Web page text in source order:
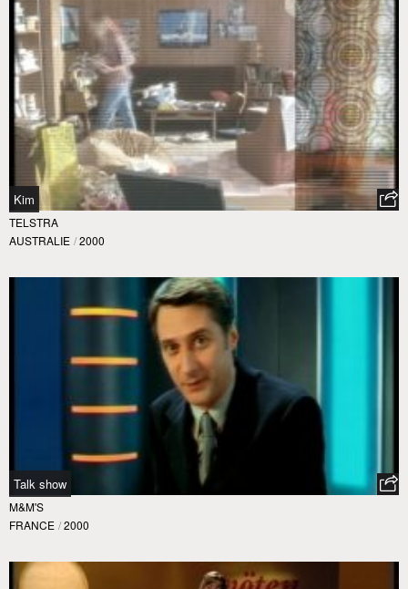
Kim
TELSTRA
AUSTRALIE / 2000
Talk show
M&M'S
FRANCE / 2000